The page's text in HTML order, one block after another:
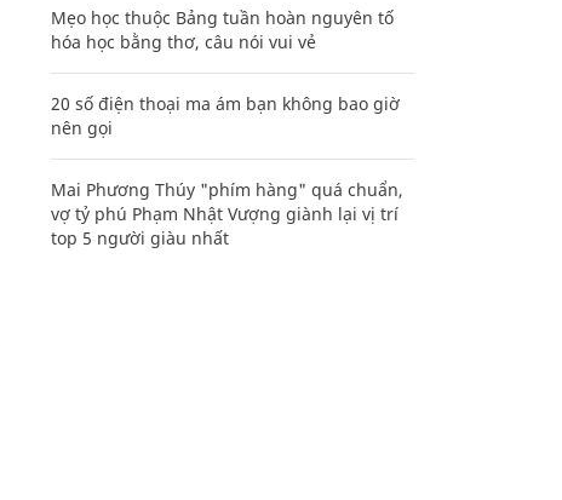
Mẹo học thuộc Bảng tuần hoàn nguyên tố
hóa học bằng thơ, câu nói vui vẻ
20 số điện thoại ma ám bạn không bao giờ
nên gọi
Mai Phương Thúy "phím hàng" quá chuẩn,
vợ tỷ phú Phạm Nhật Vượng giành lại vị trí
top 5 người giàu nhất